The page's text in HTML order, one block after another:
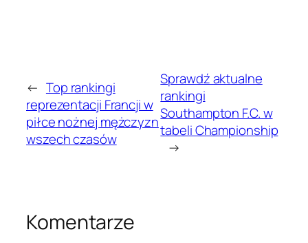
← Top rankingi
reprezentacji Francji w
piłce nożnej mężczyzn
wszech czasów
Sprawdź aktualne
rankingi
Southampton F.C. w
tabeli Championship
→
Komentarze